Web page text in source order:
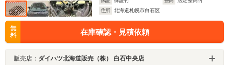
住所
北海道札幌市白石区
無
料
在庫確認・見積依頼
販売店： ダイハツ北海道販売（株） 白石中央店